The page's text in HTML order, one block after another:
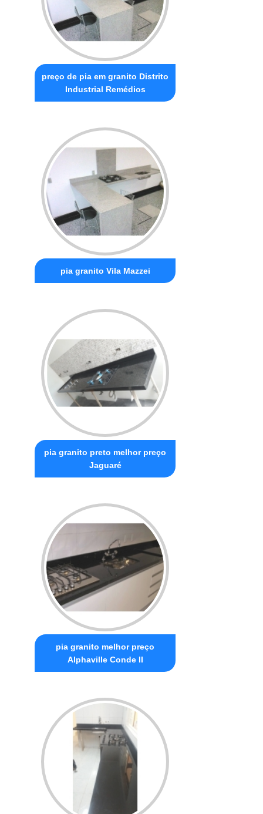
preço de pia em granito Distrito
Industrial Remédios
pia granito Vila Mazzei
pia granito preto melhor preço
Jaguaré
pia granito melhor preço
Alphaville Conde II